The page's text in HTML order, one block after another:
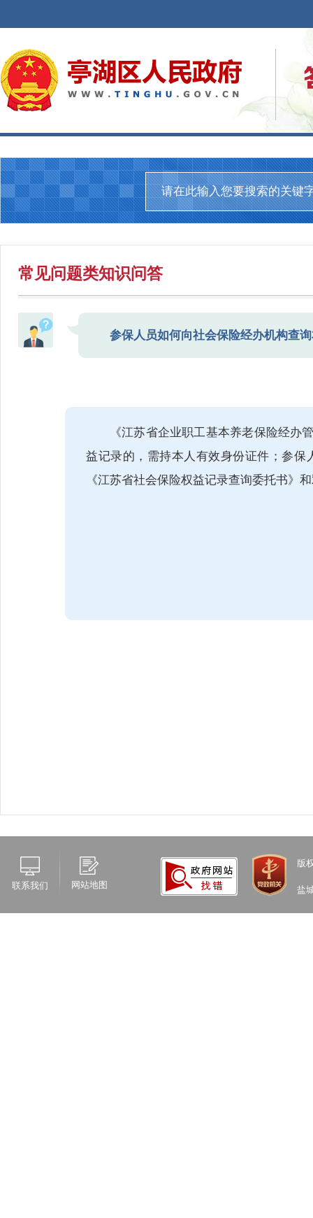
常见问题类知识问答
参保人员如何向社会保险经办机构查
《江苏省企业职工基本养老保险经
益记录的，需持本人有效身份证件；参
《江苏省社会保险权益记录查询委托书》
联系我们 网站地图
版
盐